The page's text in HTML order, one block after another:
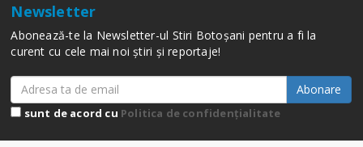
Newsletter
Abonează-te la Newsletter-ul Stiri Botoșani pentru a fi la
curent cu cele mai noi știri și reportaje!
Abonare
sunt de acord cu Politica de confidențialitate